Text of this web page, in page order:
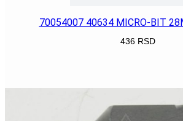
70054007 40634 MICRO-BIT
436 RSD